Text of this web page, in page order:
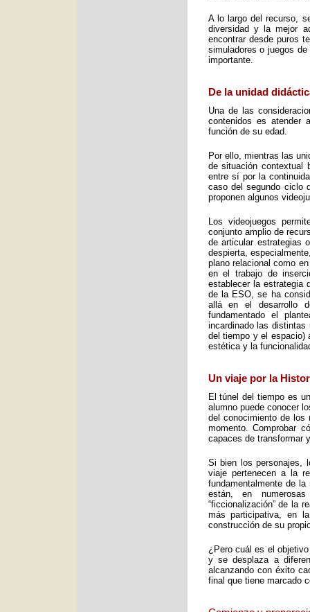
A lo largo del recurso,
diversidad y la mejor
encontrar desde puros
simuladores o juegos
importante.
De la unidad
Una de las
contenidos es atender
función de su edad.
Por ello, mientras las
de situación contextual
entre sí por la
caso del segundo ciclo
proponen algunos
Los videojuegos
conjunto amplio de
de articular estrategias
despierta,
plano relacional como
en el trabajo de
establecer la estrategia
de la ESO, se ha
allá en el desarrollo
fundamentado el
incardinado las
del tiempo y el espacio)
estética y la
Un viaje por la
El túnel del tiempo es
alumno puede conocer
del conocimiento de
momento. Comprobar
capaces de transformar
Si bien los personajes,
viaje pertenecen a la
fundamentalmente de
están, en
“ficcionalización” de la
más participativa, en
construcción de su
¿Pero cuál es el
y se desplaza a
alcanzando con éxito
final que tiene marcado